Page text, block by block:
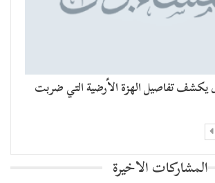
يكشف تفاصيل الهزة الأرضية التي ضربت
المشاركات الاخيرة